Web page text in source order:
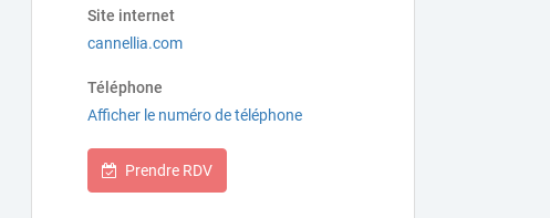
Site internet
cannellia.com
Téléphone
Afficher le numéro de téléphone
Prendre RDV